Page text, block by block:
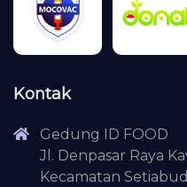
Kontak
Gedung ID FOOD
Jl. Denpasar Raya
Kecamatan